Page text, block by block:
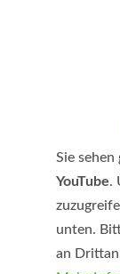
Sie
YouTube.
unten.
an